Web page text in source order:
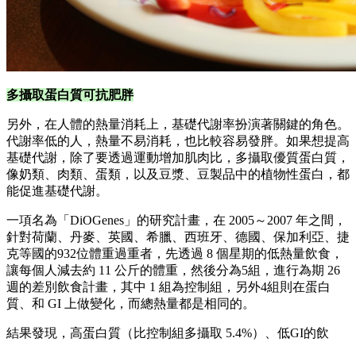
多攝取蛋白質可抗肥胖
另外，在人體的熱量消耗上，基礎代謝率扮演著關鍵的角色。
代謝率低的人，熱量不易消耗，也比較容易發胖。如果想提高
基礎代謝，除了要透過運動增加肌肉比，多攝取優質蛋白質，
像奶類、肉類、蛋類，以及豆漿、豆製品中的植物性蛋白，都
能促進基礎代謝。
一項名為「DiOGenes」的研究計畫，在 2005～2007 年之間，
針對荷蘭、丹麥、英國、希臘、西班牙、德國、保加利亞、捷
克等國的932位體重過重者，先透過 8 個星期的低熱量飲食，
讓每個人減去約 11 公斤的體重，然後分為5組，進行為期 26
週的差別飲食計畫，其中 1 組為控制組，另外4組則在蛋白
質、和 GI 上做變化，而總熱量都是相同的。
結果發現，高蛋白質（比控制組多攝取 5.4%）、低GI的飲